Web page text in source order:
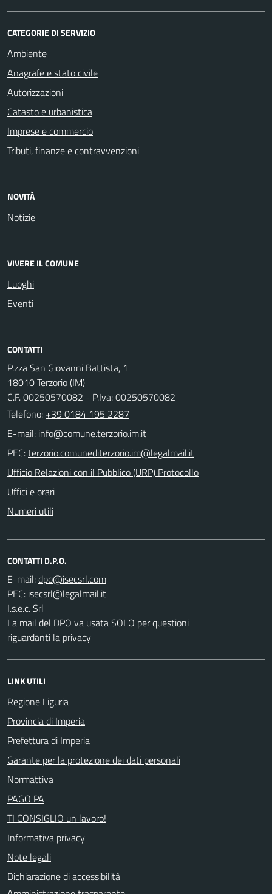
CATEGORIE DI SERVIZIO
Ambiente
Anagrafe e stato civile
Autorizzazioni
Catasto e urbanistica
Imprese e commercio
Tributi, finanze e contravvenzioni
NOVITÀ
Notizie
VIVERE IL COMUNE
Luoghi
Eventi
CONTATTI
P.zza San Giovanni Battista, 1
18010 Terzorio (IM)
C.F. 00250570082 - P.Iva: 00250570082
Telefono: +39 0184 195 2287
E-mail:
PEC:
Ufficio Relazioni con il Pubblico (URP) Protocollo
Uffici e orari
Numeri utili
CONTATTI D.P.O.
E-mail:
PEC:
I.s.e.c. Srl
La mail del DPO va usata SOLO per questioni
riguardanti la privacy
LINK UTILI
Regione Liguria
Provincia di Imperia
Prefettura di Imperia
Garante per la protezione dei dati personali
Normattiva
PAGO PA
TI CONSIGLIO un lavoro!
Informativa privacy
Note legali
Dichiarazione di accessibilità